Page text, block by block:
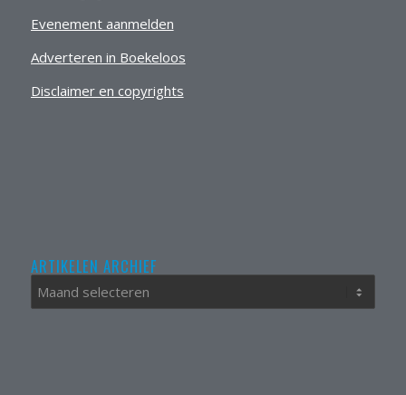
Evenement aanmelden
Adverteren in Boekeloos
Disclaimer en copyrights
ARTIKELEN ARCHIEF